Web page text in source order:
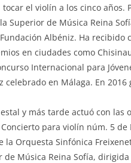
el violín a los cinco
Superior de Música Reina
Albéniz. Ha recibido
en ciudades como
Internacional para
en Málaga. En
y más tarde actuó con
para violín núm. 5
Orquesta Sinfónica
Música Reina Sofía,